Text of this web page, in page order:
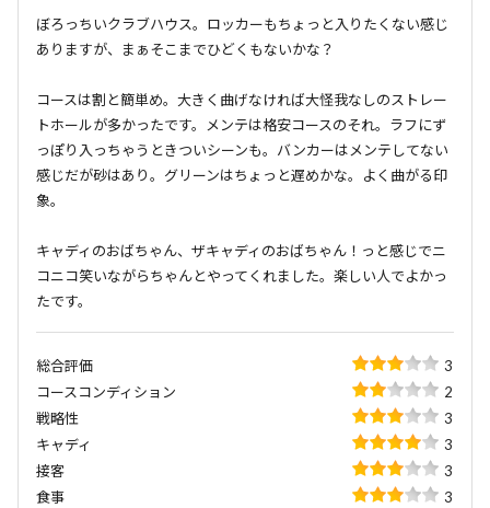
ぼろっちいクラブハウス。ロッカーもちょっと入りたくない感じ
ありますが、まぁそこまでひどくもないかな？
コースは割と簡単め。大きく曲げなければ大怪我なしのストレー
トホールが多かったです。メンテは格安コースのそれ。ラフにず
っぽり入っちゃうときついシーンも。バンカーはメンテしてない
感じだが砂はあり。グリーンはちょっと遅めかな。よく曲がる印
象。
キャディのおばちゃん、ザキャディのおばちゃん！っと感じでニ
コニコ笑いながらちゃんとやってくれました。楽しい人でよかっ
たです。
総合評価
3
コースコンディション
2
戦略性
3
キャディ
3
接客
3
食事
3